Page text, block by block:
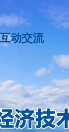
互动交流